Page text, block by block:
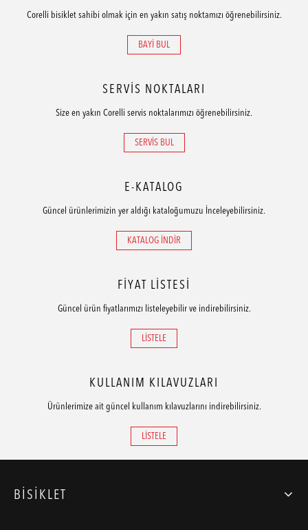
Corelli bisiklet sahibi olmak için en yakın satış noktamızı öğrenebilirsiniz.
BAYİ BUL
SERVİS NOKTALARI
Size en yakın Corelli servis noktalarımızı öğrenebilirsiniz.
SERVİS BUL
E-KATALOG
Güncel ürünlerimizin yer aldığı kataloğumuzu İnceleyebilirsiniz.
KATALOG İNDİR
FİYAT LİSTESİ
Güncel ürün fiyatlarımızı listeleyebilir ve indirebilirsiniz.
LİSTELE
KULLANIM KILAVUZLARI
Ürünlerimize ait güncel kullanım kılavuzlarını indirebilirsiniz.
LİSTELE
BİSİKLET